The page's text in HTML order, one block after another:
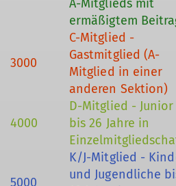
A-Mitglieds mit
ermäßigtem
3000
C-Mitglied -
Gastmitglied (A-
Mitglied in einer
anderen Sektion)
4000
D-Mitglied - Junior
bis 26 Jahre in
5000
K/J-Mitglied -
und Jugendliche